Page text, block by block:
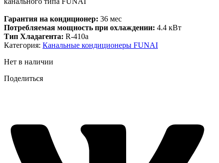
Гарантия на кондиционер: 36 мес
Потребляемая мощность при охлаждении: 4.4 кВт
Тип Хладагента: R-410a
Категория: Канальные кондиционеры FUNAI
Нет в наличии
Поделиться